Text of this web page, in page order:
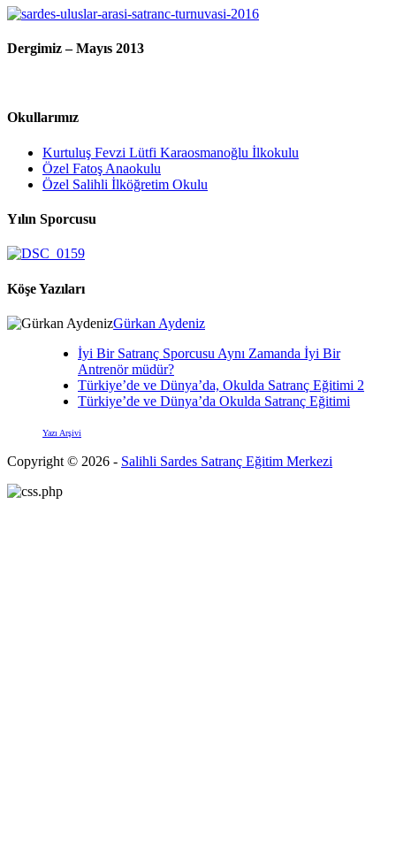
Dergimiz – Mayıs 2013
Okullarımız
Kurtuluş Fevzi Lütfi Karaosmanoğlu İlkokulu
Özel Fatoş Anaokulu
Özel Salihli İlköğretim Okulu
Yılın Sporcusu
Köşe Yazıları
Gürkan Aydeniz
İyi Bir Satranç Sporcusu Aynı Zamanda İyi Bir
Antrenör müdür?
Türkiye’de ve Dünya’da, Okulda Satranç Eğitimi 2
Türkiye’de ve Dünya’da Okulda Satranç Eğitimi
Yazı Arşivi
Copyright © 2026 - Salihli Sardes Satranç Eğitim Merkezi